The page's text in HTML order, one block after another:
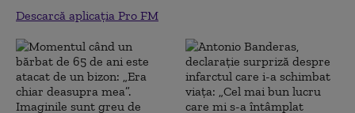
Descarcă aplicația Pro FM